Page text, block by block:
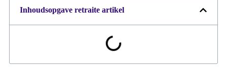
Inhoudsopgave retraite artikel